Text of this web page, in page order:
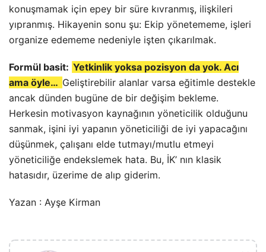
organize edememe nedeniyle işten çıkarılmak.
Formül basit:
Yetkinlik yoksa pozisyon da yok. Acı
ama öyle…
Geliştirebilir alanlar varsa eğitimle destekle
ancak dünden bugüne de bir değişim bekleme.
Herkesin motivasyon kaynağının yöneticilik olduğunu
sanmak, işini iyi yapanın yöneticiliği de iyi yapacağını
düşünmek, çalışanı elde tutmayı/mutlu etmeyi
yöneticiliğe endekslemek hata. Bu, İK’ nın klasik
hatasıdır, üzerime de alıp giderim.
Yazan : Ayşe Kirman